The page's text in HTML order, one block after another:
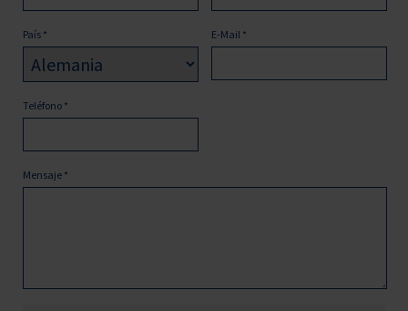
País * E-Mail *
Teléfono *
Mensaje *